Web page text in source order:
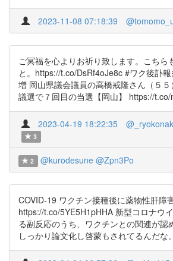
2023-11-08 07:18:39
ご冥福を心よりお祈り致します。こちら
と。https://t.co/DsRf4oJe8c #ワク後訃
増 岡山県議会議員の高橋戒隆さん（５
議選で７回目の当選【岡山】 https://
2023-04-19 18:22:35
3
2 @kurodesune @Zpn3Po
COVID-19 ワクチン接種後に薬物性肝障
https://t.co/5YE5H1pHHA 新型コロナウ
る副反応のうち、ワクチンとの関連が認
しっかり論文化し啓蒙もされてるんだな